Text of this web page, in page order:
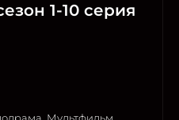
1-10 серия